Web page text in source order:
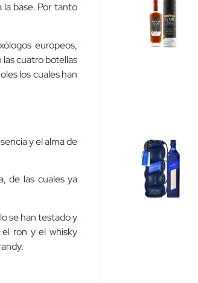
la base. Por tanto
europeos,
cuatro botellas
los cuales han
y el alma de
de las cuales ya
se han testado y
ron y el whisky